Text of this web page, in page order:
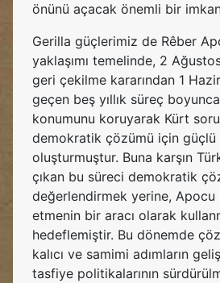
önünü açacak önemli bir imkan
Gerilla güçlerimiz de Rêber
yaklaşımı temelinde, 2
geri çekilme kararından 1
geçen beş yıllık süreç
konumunu koruyarak Kürt
demokratik çözümü için güçlü
oluşturmuştur. Buna karşın
çıkan bu süreci demokratik
değerlendirmek yerine,
etmenin bir aracı olarak
hedeflemiştir. Bu dönemde
kalıcı ve samimi adımların
tasfiye politikalarının